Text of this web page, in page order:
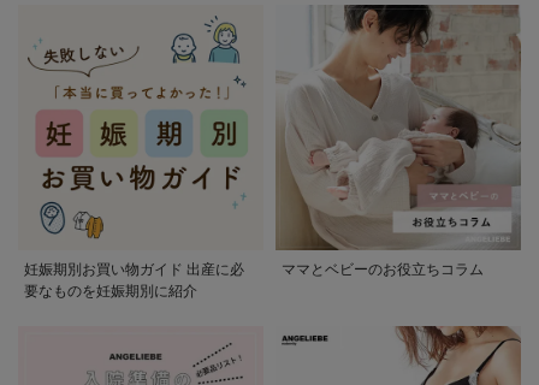
妊娠期別お買い物ガイド 出産に必
要なものを妊娠期別に紹介
ママとベビーのお役立ちコラム